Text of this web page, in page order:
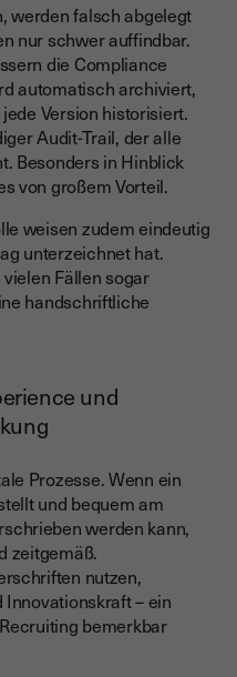
werden falsch abgelegt
nur schwer auffindbar.
die Compliance
automatisch archiviert,
Version historisiert.
Audit-Trail, der alle
Besonders in Hinblick
von großem Vorteil.
weisen zudem eindeutig
unterzeichnet hat.
Fällen sogar
handschriftliche
und
Prozesse. Wenn ein
und bequem am
werden kann,
zeitgemäß.
nutzen,
– ein
bemerkbar